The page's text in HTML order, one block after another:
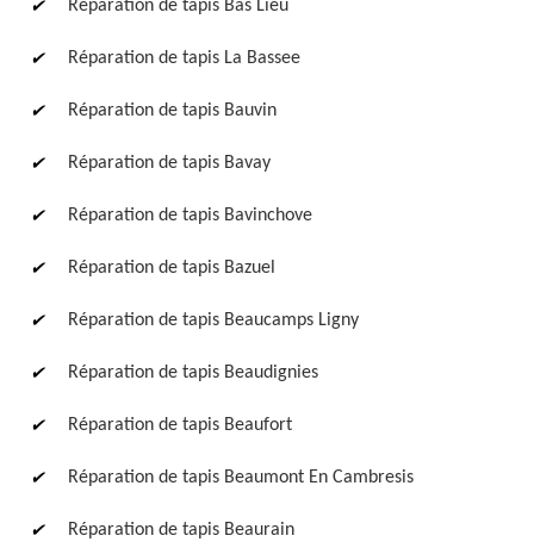
Réparation de tapis Bas Lieu
Réparation de tapis La Bassee
Réparation de tapis Bauvin
Réparation de tapis Bavay
Réparation de tapis Bavinchove
Réparation de tapis Bazuel
Réparation de tapis Beaucamps Ligny
Réparation de tapis Beaudignies
Réparation de tapis Beaufort
Réparation de tapis Beaumont En Cambresis
Réparation de tapis Beaurain